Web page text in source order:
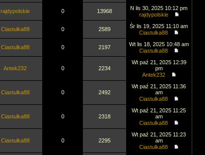
rajdypolskie 0 13968
N lis 30, 2025 10:12 pm
rajdypolskie
Ciastulka88 0 2589
Śr lis 19, 2025 11:10 am
Ciastulka88
Ciastulka88 0 2197
Wt lis 18, 2025 10:48 am
Ciastulka88
Antek232 0 2234
Wt paź 21, 2025 12:39
pm
Antek232
Ciastulka88 0 2492
Wt paź 21, 2025 11:36
am
Ciastulka88
Ciastulka88 0 2318
Wt paź 21, 2025 11:25
am
Ciastulka88
Ciastulka88 0 2295
Wt paź 21, 2025 11:23
am
Ciastulka88